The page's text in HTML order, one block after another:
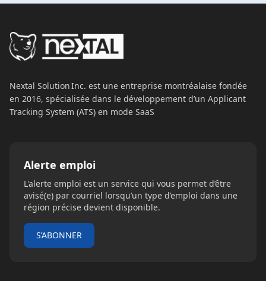
Nextal Solution Inc. est une entreprise montréalaise fondée
en 2016, spécialisée dans le développement d’un Applicant
Tracking System (ATS) en mode SaaS
Alerte emploi
L'alerte emploi est un service qui vous permet d’être
avisé(e) par courriel lorsqu’un type d’emploi dans une
région précise devient disponible.
S’ABONNER